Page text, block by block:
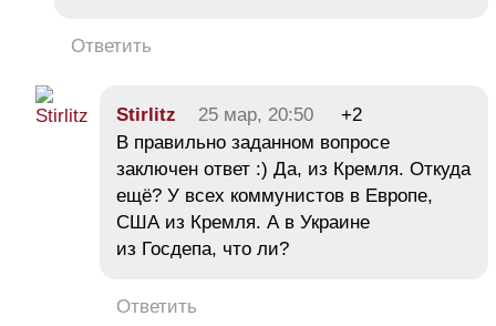
Ответить
Stirlitz 25 мар, 20:50
+2
В правильно заданном вопросе
заключен ответ :) Да, из Кремля. Откуда
ещё? У всех коммунистов в Европе,
США из Кремля. А в Украине
из Госдепа, что ли?
Ответить